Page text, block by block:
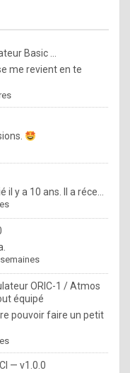
Basic ...
me revient en te
y a 10 ans. Il a réce...
ORIC-1 / Atmos
équipé
pouvoir faire un petit
— v1.0.0